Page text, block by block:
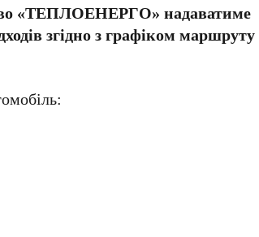
«ТЕПЛОЕНЕРГО» надаватиме
згідно з графіком маршруту